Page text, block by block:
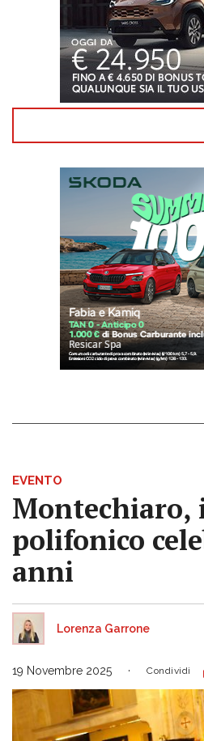
EVENTO
Montechiaro,
polifonico
anni
Lorenza Garrone
19 Novembre 2025 Condividi